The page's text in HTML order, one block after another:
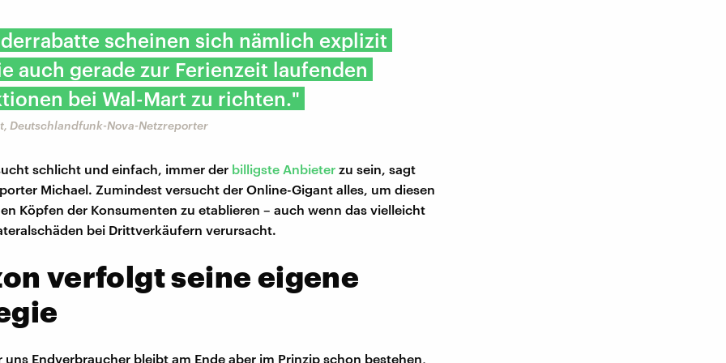
scheinen sich nämlich explizit
auch gerade zur Ferienzeit laufenden
bei Wal-Mart zu richten."
Deutschlandfunk-Nova-Netzreporter
schlicht und einfach, immer der billigste Anbieter zu sein, sagt
Michael. Zumindest versucht der Online-Gigant alles, um diesen
Köpfen der Konsumenten zu etablieren – auch wenn das vielleicht
bei Drittverkäufern verursacht.
verfolgt seine eigene
uns Endverbraucher bleibt am Ende aber im Prinzip schon bestehen,